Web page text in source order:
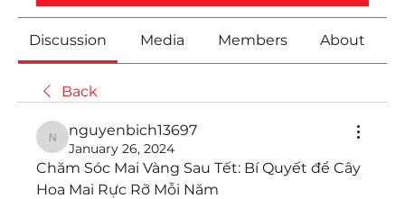
Discussion Media Members About
Back
nguyenbich13697
nguyenbich13697
January 26, 2024
Chăm Sóc Mai Vàng Sau Tết: Bí Quyết để Cây
Hoa Mai Rực Rỡ Mỗi Năm